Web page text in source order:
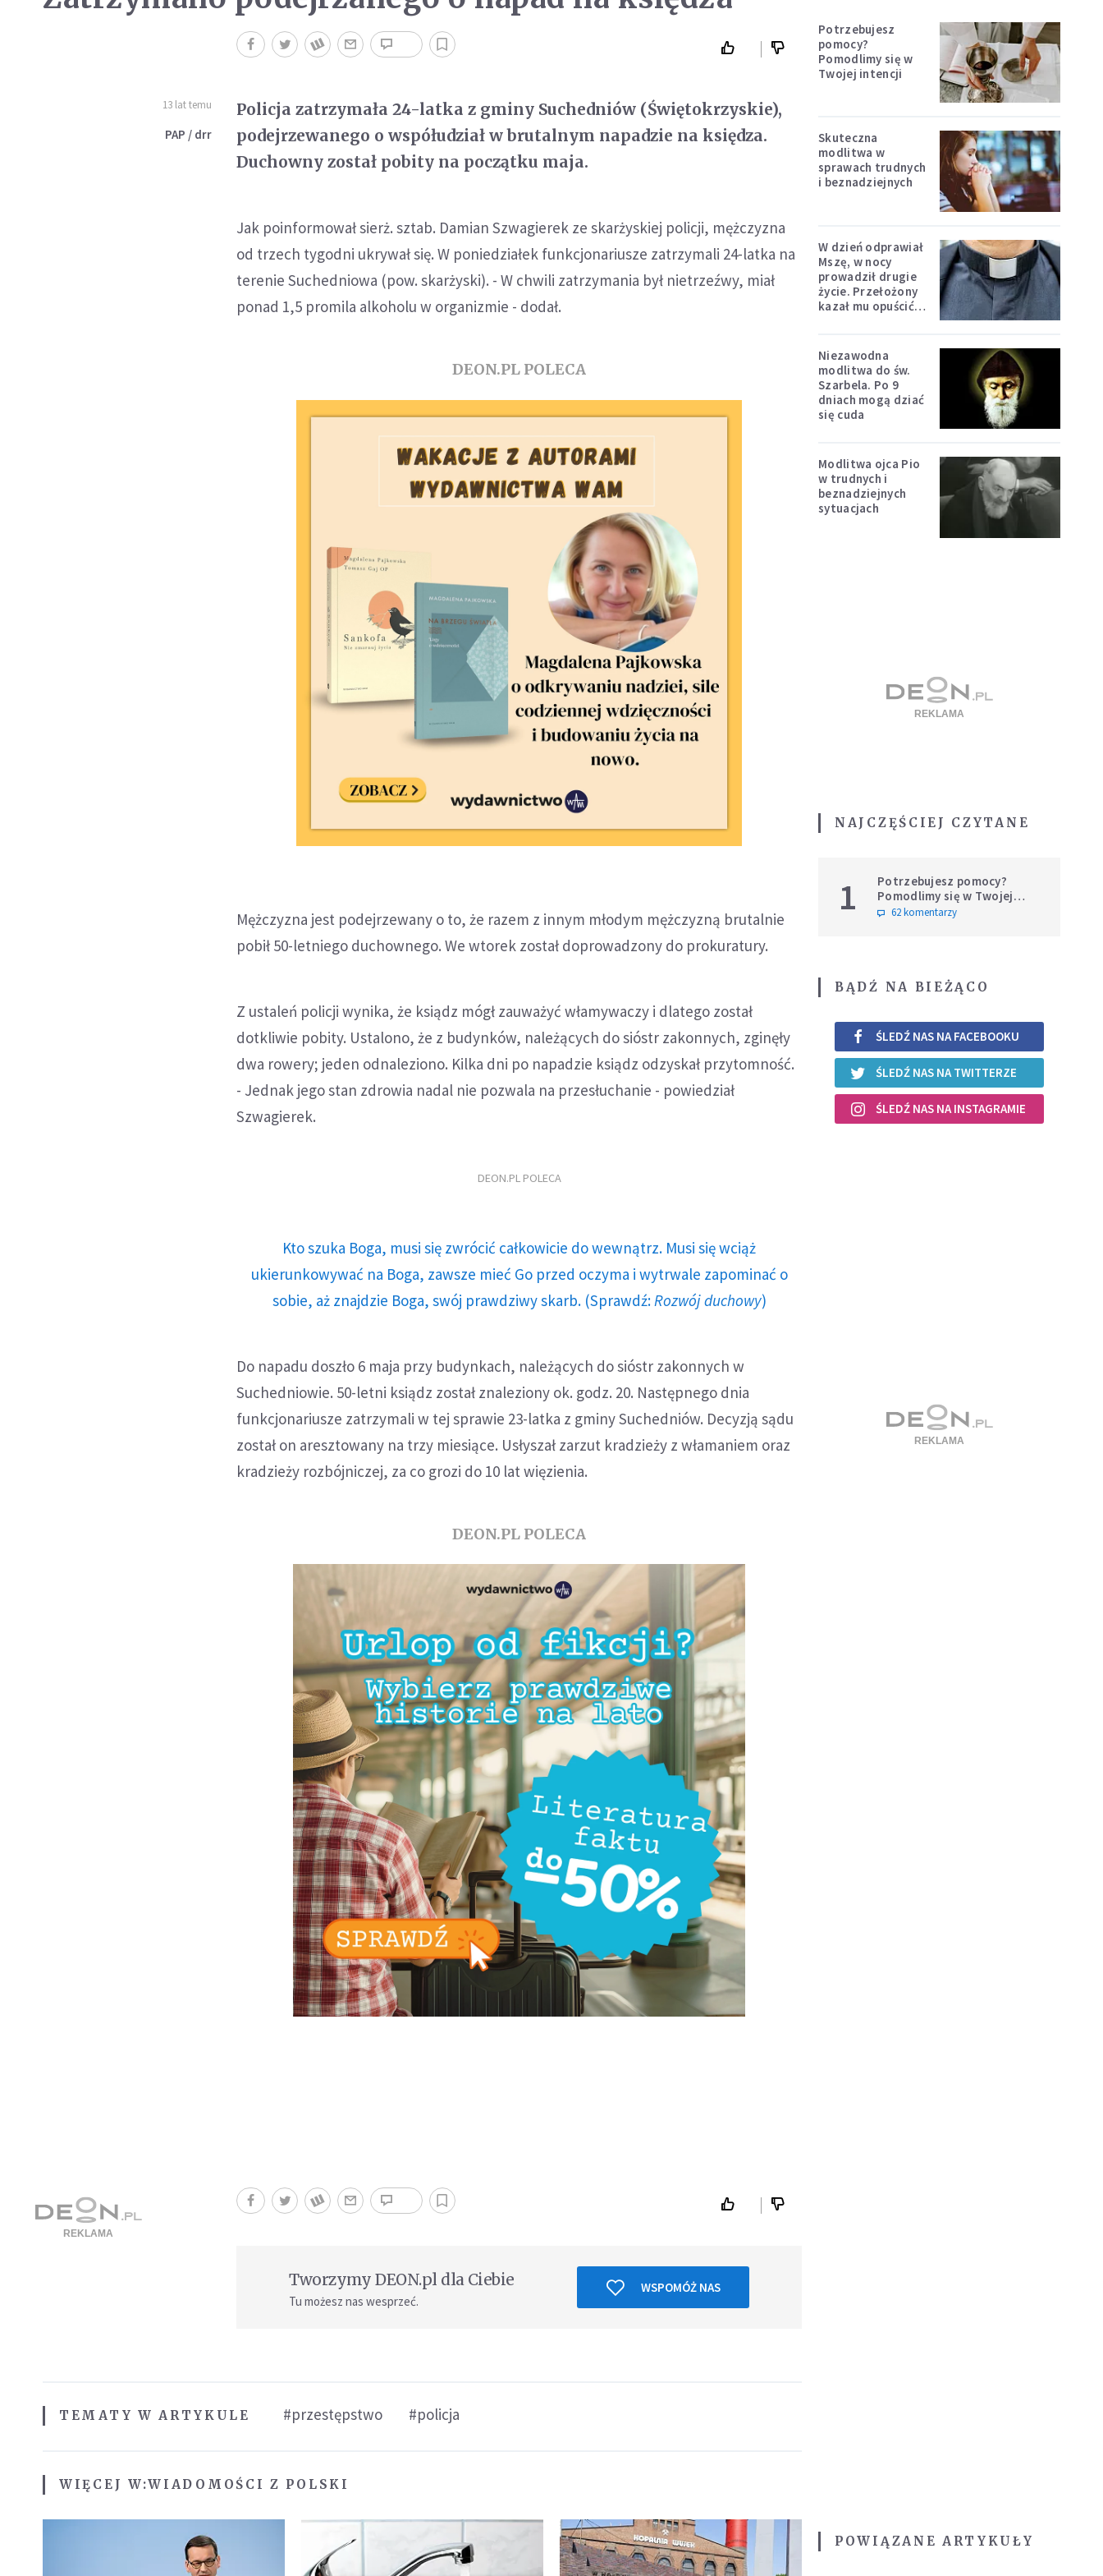
13 lat temu
PAP / drr
Policja zatrzymała 24-latka z gminy Suchedniów (Świętokrzyskie),
podejrzewanego o współudział w brutalnym napadzie na księdza.
Duchowny został pobity na początku maja.
Jak poinformował sierż. sztab. Damian Szwagierek ze skarżyskiej policji, mężczyzna
od trzech tygodni ukrywał się. W poniedziałek funkcjonariusze zatrzymali 24-latka na
terenie Suchedniowa (pow. skarżyski). - W chwili zatrzymania był nietrzeźwy, miał
ponad 1,5 promila alkoholu w organizmie - dodał.
DEON.PL POLECA
Mężczyzna jest podejrzewany o to, że razem z innym młodym mężczyzną brutalnie
pobił 50-letniego duchownego. We wtorek został doprowadzony do prokuratury.
Z ustaleń policji wynika, że ksiądz mógł zauważyć włamywaczy i dlatego został
dotkliwie pobity. Ustalono, że z budynków, należących do sióstr zakonnych, zginęły
dwa rowery; jeden odnaleziono. Kilka dni po napadzie ksiądz odzyskał przytomność.
- Jednak jego stan zdrowia nadal nie pozwala na przesłuchanie - powiedział
Szwagierek.
DEON.PL POLECA
Kto szuka Boga, musi się zwrócić całkowicie do wewnątrz. Musi się wciąż
ukierunkowywać na Boga, zawsze mieć Go przed oczyma i wytrwale zapominać o
sobie, aż znajdzie Boga, swój prawdziwy skarb. (Sprawdź:Rozwój duchowy)
Do napadu doszło 6 maja przy budynkach, należących do sióstr zakonnych w
Suchedniowie. 50-letni ksiądz został znaleziony ok. godz. 20. Następnego dnia
funkcjonariusze zatrzymali w tej sprawie 23-latka z gminy Suchedniów. Decyzją sądu
został on aresztowany na trzy miesiące. Usłyszał zarzut kradzieży z włamaniem oraz
kradzieży rozbójniczej, za co grozi do 10 lat więzienia.
DEON.PL POLECA
Tworzymy DEON.pl dla Ciebie
Tu możesz nas wesprzeć.
WSPOMÓŻ NAS
TEMATY W ARTYKULE #przestępstwo #policja
WIĘCEJ W:WIADOMOŚCI Z POLSKI
Potrzebujesz
pomocy?
Pomodlimy się w
Twojej intencji
Skuteczna
modlitwa w
sprawach trudnych
i beznadziejnych
W dzień odprawiał
Mszę, w nocy
prowadził drugie
życie. Przełożony
kazał mu opuścić
Niezawodna
modlitwa do św.
Szarbela. Po 9
dniach mogą dziać
się cuda
Modlitwa ojca Pio
w trudnych i
beznadziejnych
sytuacjach
NAJCZĘŚCIEJ CZYTANE
1
Potrzebujesz pomocy?
Pomodlimy się w Twojej
intencji
62 komentarzy
BĄDŹ NA BIEŻĄCO
ŚLEDŹ NAS NA FACEBOOKU
ŚLEDŹ NAS NA TWITTERZE
ŚLEDŹ NAS NA INSTAGRAMIE
POWIĄZANE ARTYKUŁY